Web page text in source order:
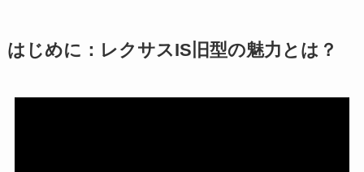
はじめに：レクサスIS旧型の魅力とは？